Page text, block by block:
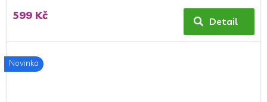
599 Kč Detail
Novinka